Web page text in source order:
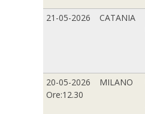
21-05-2026 CATANIA
20-05-2026
Ore:12.30
MILANO